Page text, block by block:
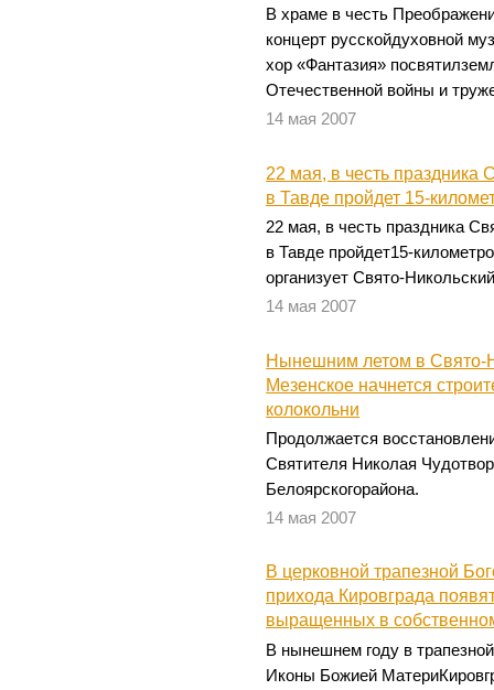
В храме в честь
концерт русскойдуховной
хор «Фантазия»
Отечественной войны и
14 мая 2007
22 мая, в честь праздника
в Тавде пройдет 15-
22 мая, в честь праздника
в Тавде пройдет15-
организует Свято-
14 мая 2007
Нынешним летом в Свято-
Мезенское начнется
колокольни
Продолжается
Святителя Николая
Белоярскогорайона.
14 мая 2007
В церковной трапезной
прихода Кировграда
выращенных в
В нынешнем году в
Иконы Божией